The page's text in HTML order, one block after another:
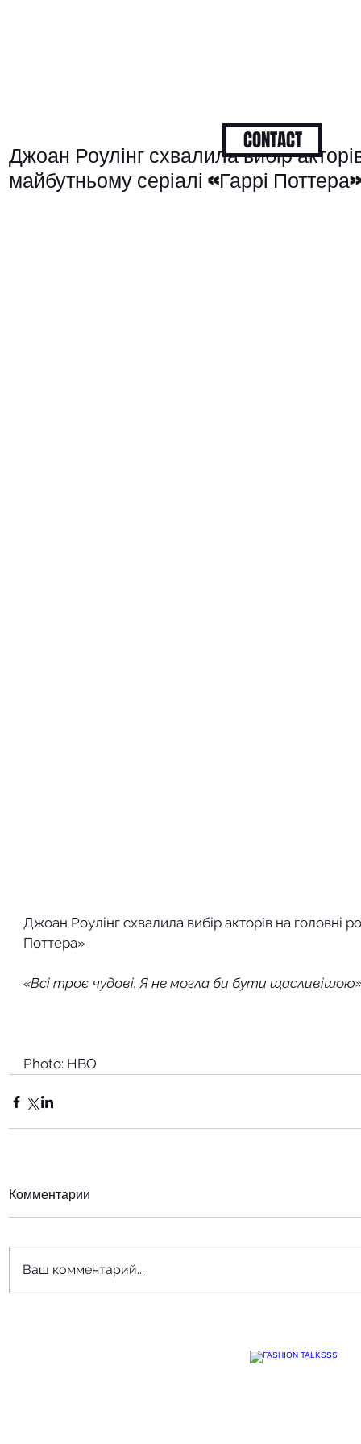
Джоан Роулінг схвалила вибір
майбутньому серіалі «Гаррі Поттера»
Джоан Роулінг схвалила вибір акторів на головні
Поттера»
«Всі троє чудові. Я не могла би бути
Photo: HBO
Комментарии
Ваш комментарий...
CONTACT